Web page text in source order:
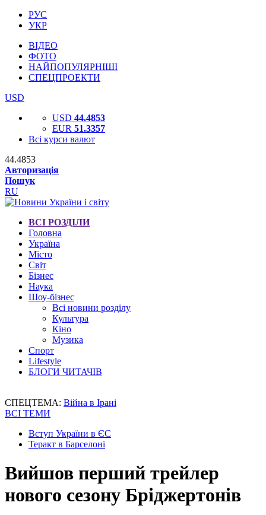
РУС
УКР
ВІДЕО
ФОТО
НАЙПОПУЛЯРНІШІ
СПЕЦПРОЕКТИ
USD
USD 44.4853
EUR 51.3357
Всі курси валют
44.4853
Авторизація
Пошук
RU
ВСІ РОЗДІЛИ
Головна
Україна
Місто
Світ
Бізнес
Наука
Шоу-бізнес
Всі новини розділу
Культура
Кіно
Музика
Спорт
Lifestyle
БЛОГИ ЧИТАЧІВ
СПЕЦТЕМА: Війна в Ірані
ВСІ ТЕМИ
Вступ України в ЄС
Теракт в Барселоні
Вийшов перший трейлер
нового сезону Бріджертонів